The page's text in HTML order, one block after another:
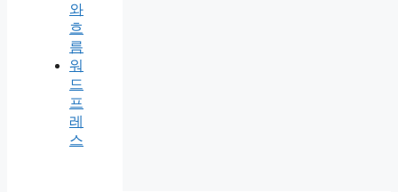
와
흐
름
워
드
프
레
스